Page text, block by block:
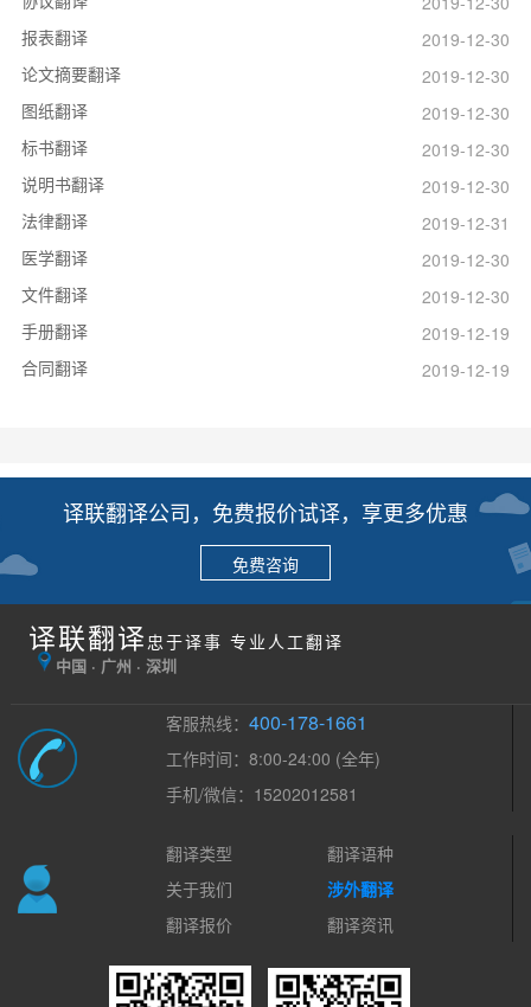
报表翻译
2019-12-30
论文摘要翻译
2019-12-30
图纸翻译
2019-12-30
标书翻译
2019-12-30
说明书翻译
2019-12-30
法律翻译
2019-12-31
医学翻译
2019-12-30
文件翻译
2019-12-30
手册翻译
2019-12-19
合同翻译
2019-12-19
译联翻译公司，免费报价试译，享更多优惠
免费咨询
译联翻译 忠于译事 专业人工翻译
中国 · 广州 · 深圳
客服热线：400-178-1661
工作时间：8:00-24:00 (全年)
手机/微信：15202012581
翻译类型
翻译语种
关于我们
涉外翻译
翻译报价
翻译资讯